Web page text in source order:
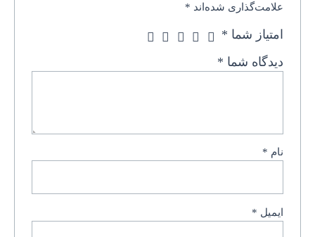
علامت‌گذاری شده‌اند *
امتیاز شما *
دیدگاه شما *
نام *
ایمیل *